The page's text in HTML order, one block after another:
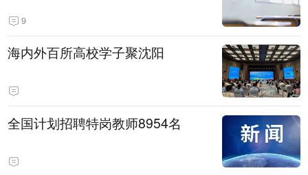
9
海内外百所高校学子聚沈阳
全国计划招聘特岗教师8954名